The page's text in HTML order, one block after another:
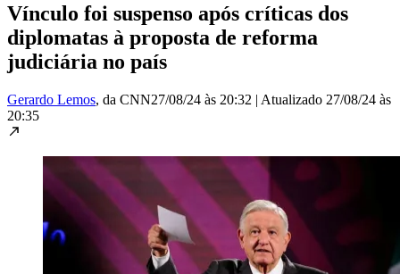
Vínculo foi suspenso após críticas dos
diplomatas à proposta de reforma
judiciária no país
Gerardo Lemos, da CNN27/08/24 às 20:32 | Atualizado 27/08/24 às
20:35